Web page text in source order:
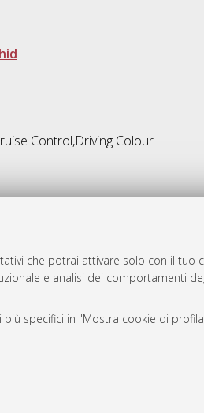
che potrai attivare solo con il tuo
e analisi dei comportamenti
specifici in "Mostra cookie di
Control,Driving Colour